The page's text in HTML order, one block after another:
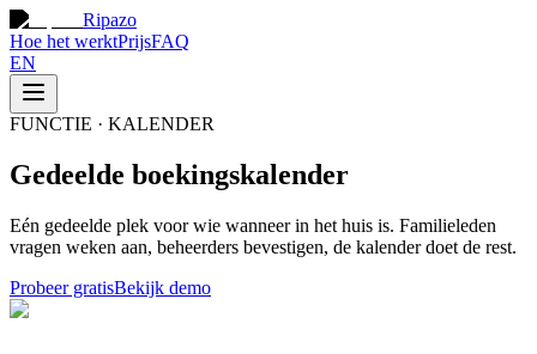
Ripazo
Hoe het werktPrijsFAQ
EN
FUNCTIE · KALENDER
Gedeelde boekingskalender
Eén gedeelde plek voor wie wanneer in het huis is. Familieleden
vragen weken aan, beheerders bevestigen, de kalender doet de rest.
Probeer gratisBekijk demo